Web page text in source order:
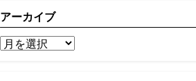
アーカイブ